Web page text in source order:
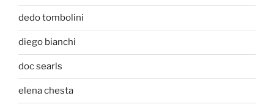
dedo tombolini
diego bianchi
doc searls
elena chesta